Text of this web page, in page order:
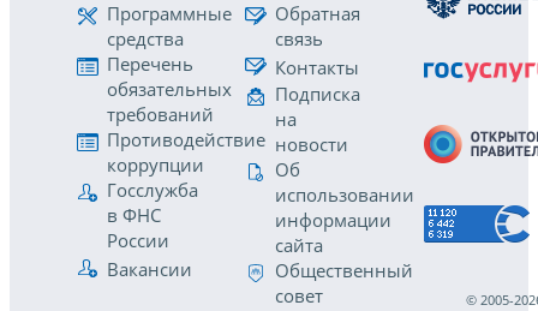
Программные
средства
Перечень
обязательных
требований
Противодействие
коррупции
Госслужба
в ФНС
России
Вакансии
Обратная
связь
Контакты
Подписка
на
новости
Об
использовании
информации
сайта
Общественный
совет
© 2005-